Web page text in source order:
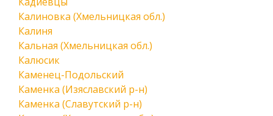
Калиновка (Хмельницкая обл.)
Калиня
Кальная (Хмельницкая обл.)
Калюсик
Каменец-Подольский
Каменка (Изяславский р-н)
Каменка (Славутский р-н)